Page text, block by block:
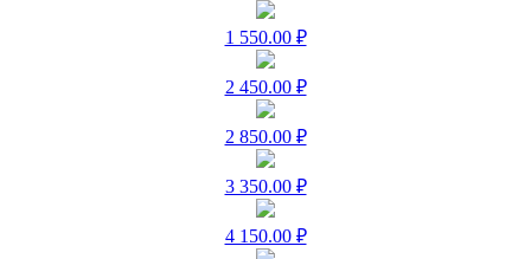
1 550.00 ₽
2 450.00 ₽
2 850.00 ₽
3 350.00 ₽
4 150.00 ₽